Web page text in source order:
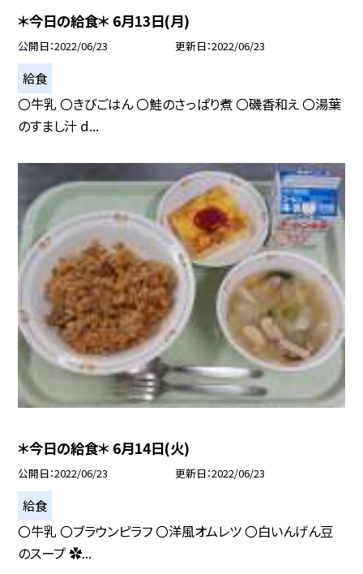
＊今日の給食＊ 6月13日(月)
公開日 2022/06/23 更新日 2022/06/23
給食
〇牛乳 〇きびごはん 〇鮭のさっぱり煮 〇磯香和え 〇湯葉
のすまし汁 d...
＊今日の給食＊ 6月14日(火)
公開日 2022/06/23 更新日 2022/06/23
給食
〇牛乳 〇ブラウンピラフ 〇洋風オムレツ 〇白いんげん豆
のスープ ✿...